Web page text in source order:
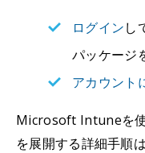
ログインし
パッケージ
アカウント
Microsoft Intuneを
を展開する詳細手順